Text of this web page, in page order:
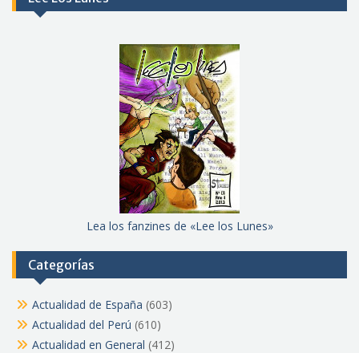
Lea los fanzines de «Lee los Lunes»
Categorías
Actualidad de España (603)
Actualidad del Perú (610)
Actualidad en General (412)